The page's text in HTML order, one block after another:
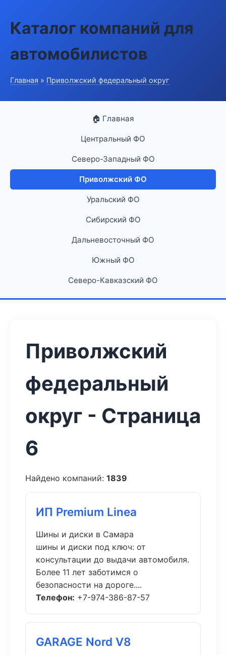
Каталог компаний для
автомобилистов
Главная » Приволжский федеральный округ
🏠 Главная
Центральный ФО
Северо-Западный ФО
Приволжский ФО
Уральский ФО
Сибирский ФО
Дальневосточный ФО
Южный ФО
Северо-Кавказский ФО
Приволжский
федеральный
округ - Страница
6
Найдено компаний: 1839
ИП Premium Linea
Шины и диски в Самара
шины и диски под ключ: от
консультации до выдачи автомобиля.
Более 11 лет заботимся о
безопасности на дороге....
Телефон: +7-974-386-87-57
GARAGE Nord V8